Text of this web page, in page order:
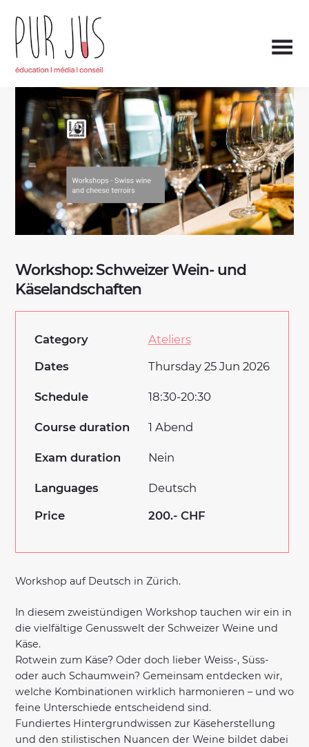
content
Pur Jus
education,
media
and
consulting
Workshop: Schweizer Wein- und
Käselandschaften
Workshop auf Deutsch in Zürich.
In diesem zweistündigen Workshop tauchen wir ein in
die vielfältige Genusswelt der Schweizer Weine und
Käse.
Rotwein zum Käse? Oder doch lieber Weiss-, Süss-
oder auch Schaumwein? Gemeinsam entdecken wir,
welche Kombinationen wirklich harmonieren – und wo
feine Unterschiede entscheidend sind.
Fundiertes Hintergrundwissen zur Käseherstellung
und den stilistischen Nuancen der Weine bildet dabei
Category
Ateliers
Dates
Thursday 25 Jun 2026
Schedule 18:30-20:30
Course duration 1 Abend
Exam duration Nein
Languages
Deutsch
Price
200.- CHF